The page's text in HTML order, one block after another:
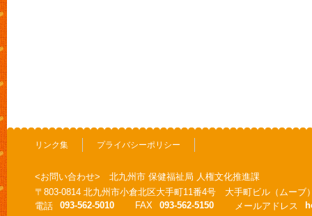
リンク集 プライバシーポリシー
<お問い合わせ> 北九州市 保健福祉局 人権文化推進課
〒803-0814 北九州市小倉北区大手町11番4号 大手町ビル（ムーブ
電話
093-562-5010 FAX 093-562-5150 メールアドレス